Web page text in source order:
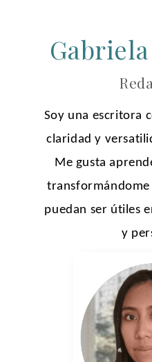
Soy una escritora
claridad y
Me gusta
puedan ser útiles
y